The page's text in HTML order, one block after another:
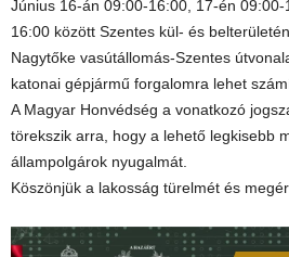
Június 16-án 09:00-16:00, 17-én
16:00 között Szentes kül- és
Nagytőke vasútállomás-Szentes
katonai gépjármű forgalomra lehet
A Magyar Honvédség a vonatkozó
törekszik arra, hogy a lehető legkisebb
állampolgárok nyugalmát.
Köszönjük a lakosság türelmét és